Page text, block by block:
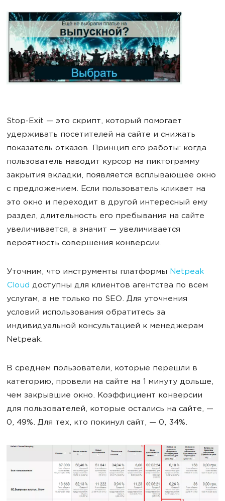
Stop-Exit — это скрипт, который помогает
удерживать посетителей на сайте и снижать
показатель отказов. Принцип его работы: когда
пользователь наводит курсор на пиктограмму
закрытия вкладки, появляется всплывающее окно
с предложением. Если пользователь кликает на
это окно и переходит в другой интересный ему
раздел, длительность его пребывания на сайте
увеличивается, а значит — увеличивается
вероятность совершения конверсии.
Уточним, что инструменты платформы Netpeak
Cloud доступны для клиентов агентства по всем
услугам, а не только по SEO. Для уточнения
условий использования обратитесь за
индивидуальной консультацией к менеджерам
Netpeak.
В среднем пользователи, которые перешли в
категорию, провели на сайте на 1 минуту дольше,
чем закрывшие окно. Коэффициент конверсии
для пользователей, которые остались на сайте, —
0, 49%. Для тех, кто покинул сайт, — 0, 34%.